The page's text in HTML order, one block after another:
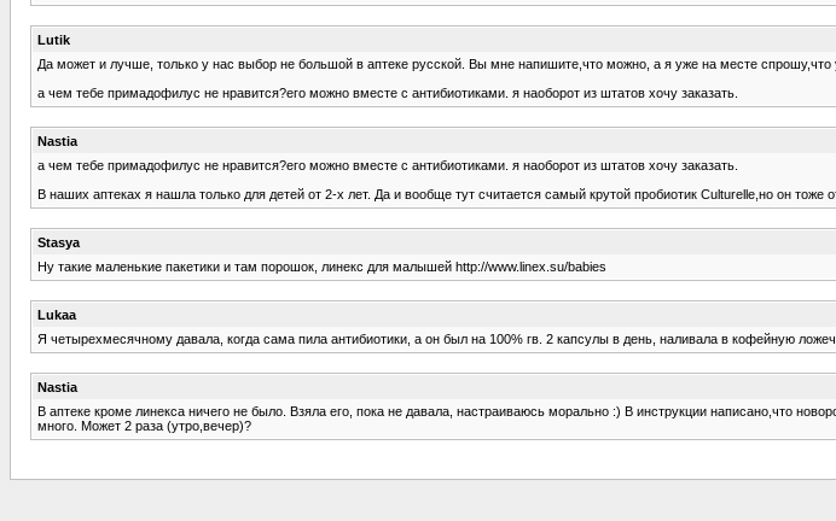
Lutik
Да может и лучше, только у нас выбор не большой в аптеке русской. Вы мне напишите,что можно, а я уже на месте спрошу,что
а чем тебе примадофилус не нравится?его можно вместе с антибиотиками. я наоборот из штатов хочу заказать.
Nastia
а чем тебе примадофилус не нравится?его можно вместе с антибиотиками. я наоборот из штатов хочу заказать.
В наших аптеках я нашла только для детей от 2-х лет. Да и вообще тут считается самый крутой пробиотик Culturelle,но он
Stasya
Ну такие маленькие пакетики и там порошок, линекс для малышей http://www.linex.su/babies
Lukaa
Я четырехмесячному давала, когда сама пила антибиотики, а он был на 100% гв. 2 капсулы в день, наливала в кофейную
Nastia
В аптеке кроме линекса ничего не было. Взяла его, пока не давала, настраиваюсь морально :) В инструкции написано,что
много. Может 2 раза (утро,вечер)?